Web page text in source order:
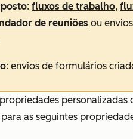
: fluxos de trabalho,
de reuniões ou
: envios de formulários
as seguintes